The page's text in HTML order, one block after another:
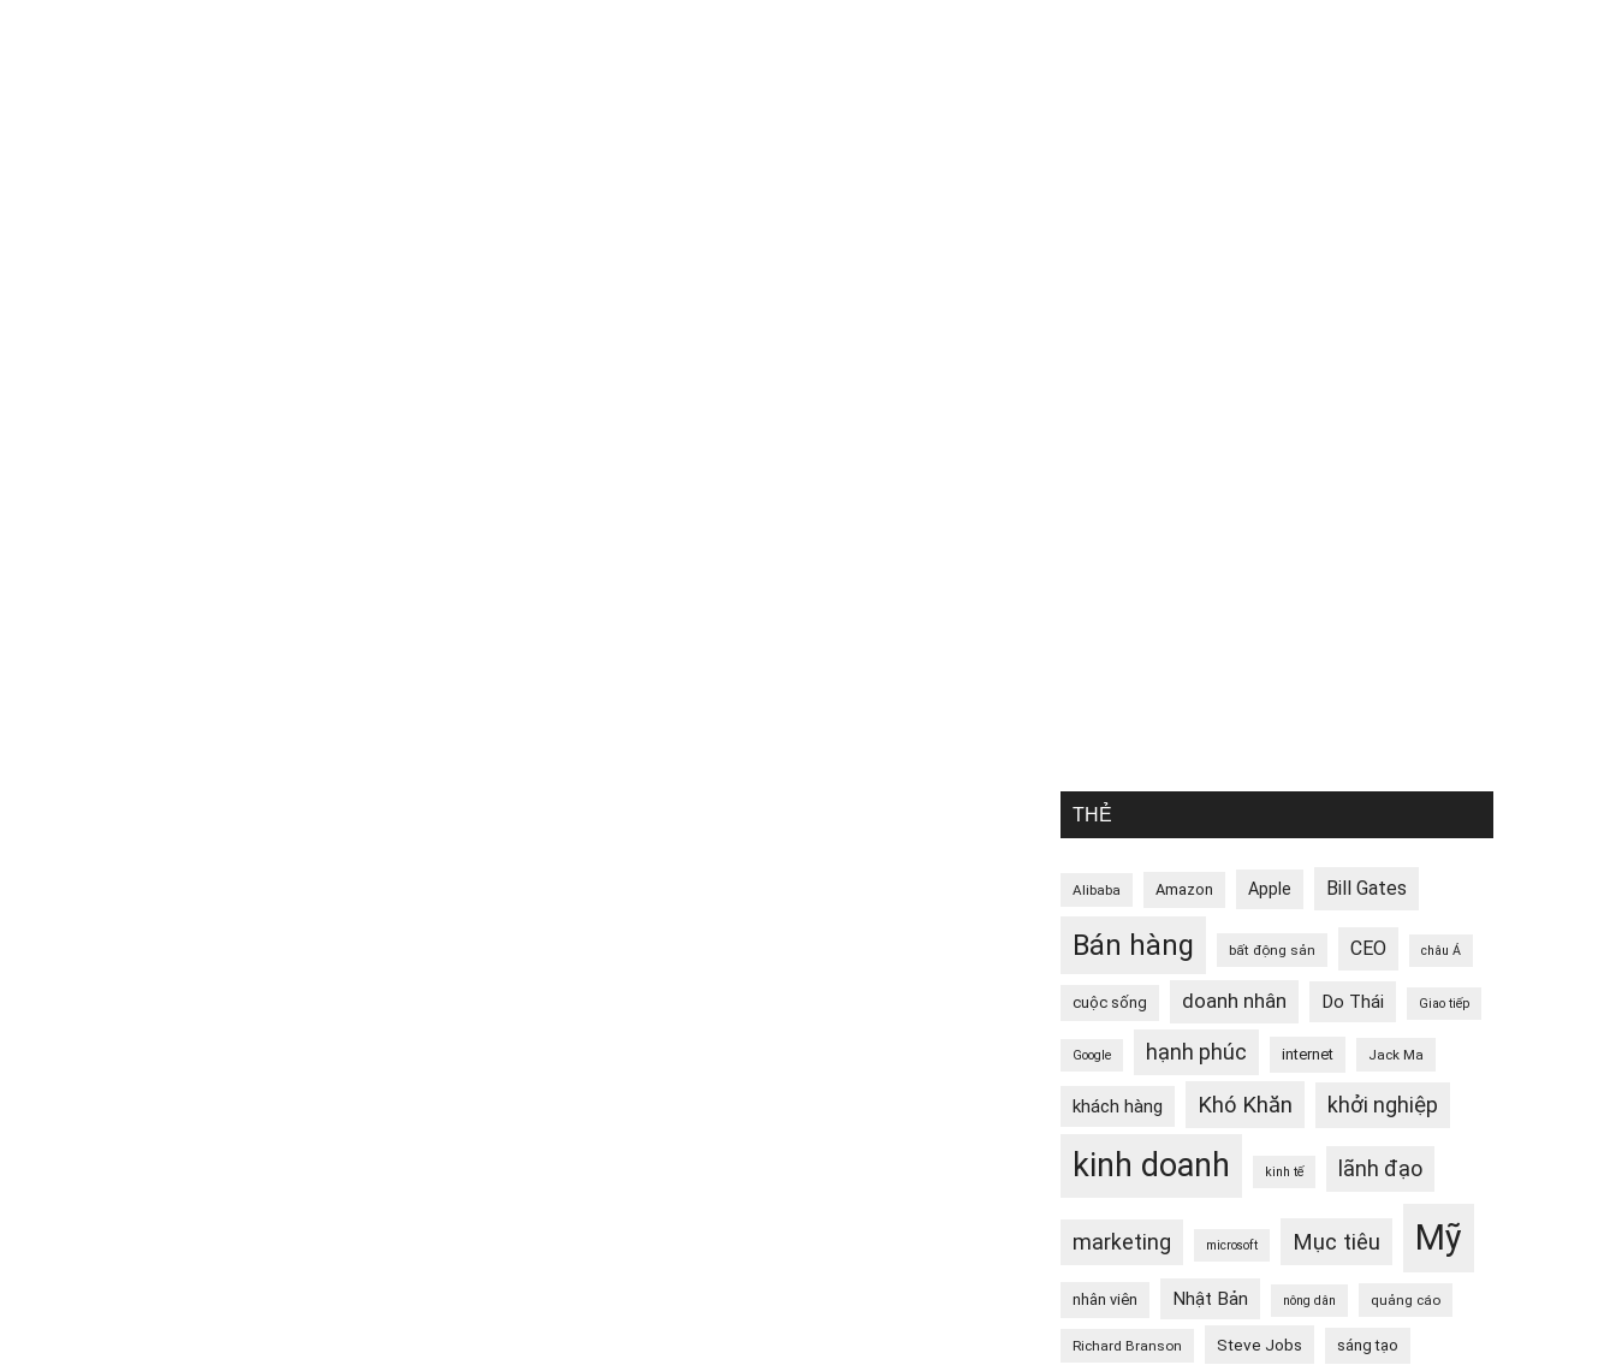
THẺ
Alibaba Amazon Apple Bill Gates
Bán hàng bất động sản CEO châu Á
cuộc sống doanh nhân Do Thái Giao tiếp
Google hạnh phúc internet Jack Ma
khách hàng Khó Khăn khởi nghiệp
kinh doanh kinh tế lãnh đạo
marketing microsoft Mục tiêu Mỹ
nhân viên Nhật Bản nông dân quảng cáo
Richard Branson Steve Jobs sáng tạo